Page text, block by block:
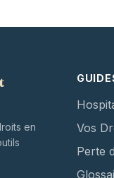
en
Vos
Perte